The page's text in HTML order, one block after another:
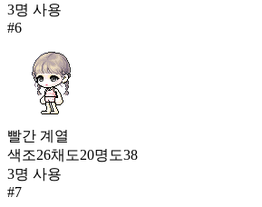
3명 사용
#6
빨간 계열
색조26채도20명도38
3명 사용
#7